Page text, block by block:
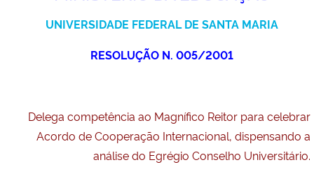
Ministério da Ciência, Tecnologia, Inovações e Comunicações
Ministério do Meio Ambiente
UNIVERSIDADE FEDERAL DE SANTA MARIA
RESOLUÇÃO N. 005/2001
Delega competência ao Magnífico Reitor para celebrar
Acordo de Cooperação Internacional, dispensando a
análise do Egrégio Conselho Universitário.